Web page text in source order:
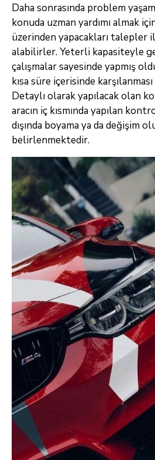
Daha sonrasında problem
konuda uzman yardımı almak
üzerinden yapacakları talepler
alabilirler. Yeterli kapasiteyle
çalışmalar sayesinde yapmış
kısa süre içerisinde
Detaylı olarak yapılacak olan
aracın iç kısmında yapılan
dışında boyama ya da değişim
belirlenmektedir.